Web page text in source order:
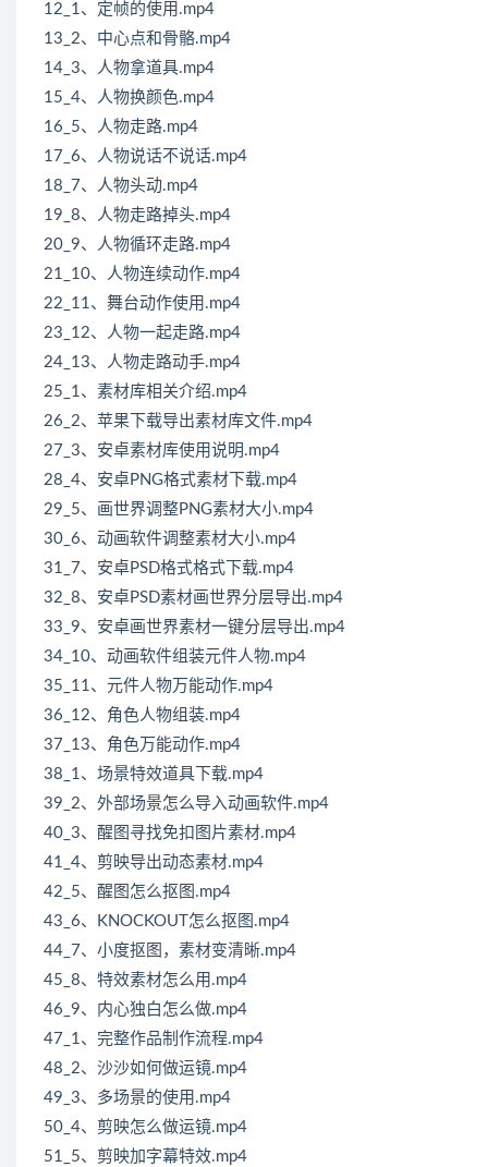
12_1、定帧的使用.mp4
13_2、中心点和骨骼.mp4
14_3、人物拿道具.mp4
15_4、人物换颜色.mp4
16_5、人物走路.mp4
17_6、人物说话不说话.mp4
18_7、人物头动.mp4
19_8、人物走路掉头.mp4
20_9、人物循环走路.mp4
21_10、人物连续动作.mp4
22_11、舞台动作使用.mp4
23_12、人物一起走路.mp4
24_13、人物走路动手.mp4
25_1、素材库相关介绍.mp4
26_2、苹果下载导出素材库文件.mp4
27_3、安卓素材库使用说明.mp4
28_4、安卓PNG格式素材下载.mp4
29_5、画世界调整PNG素材大小.mp4
30_6、动画软件调整素材大小.mp4
31_7、安卓PSD格式格式下载.mp4
32_8、安卓PSD素材画世界分层导出.mp4
33_9、安卓画世界素材一键分层导出.mp4
34_10、动画软件组装元件人物.mp4
35_11、元件人物万能动作.mp4
36_12、角色人物组装.mp4
37_13、角色万能动作.mp4
38_1、场景特效道具下载.mp4
39_2、外部场景怎么导入动画软件.mp4
40_3、醒图寻找免扣图片素材.mp4
41_4、剪映导出动态素材.mp4
42_5、醒图怎么抠图.mp4
43_6、KNOCKOUT怎么抠图.mp4
44_7、小度抠图，素材变清晰.mp4
45_8、特效素材怎么用.mp4
46_9、内心独白怎么做.mp4
47_1、完整作品制作流程.mp4
48_2、沙沙如何做运镜.mp4
49_3、多场景的使用.mp4
50_4、剪映怎么做运镜.mp4
51_5、剪映加字幕特效.mp4